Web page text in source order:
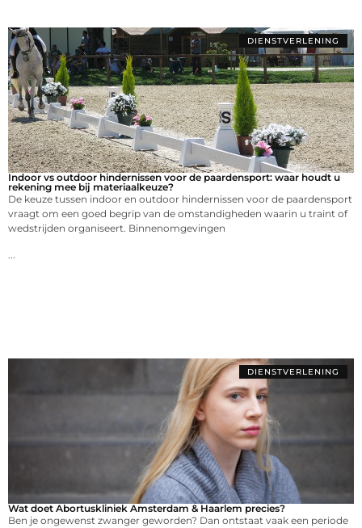
DIENSTVERLENING
Indoor vs outdoor hindernissen voor de paardensport: waar houdt u
rekening mee bij materiaalkeuze?
De keuze tussen indoor en outdoor hindernissen voor de paardensport
vraagt om een goed begrip van de omstandigheden waarin u traint of
wedstrijden organiseert. Binnenomgevingen
DIENSTVERLENING
Wat doet Abortuskliniek Amsterdam & Haarlem precies?
Ben je ongewenst zwanger geworden? Dan ontstaat vaak een periode